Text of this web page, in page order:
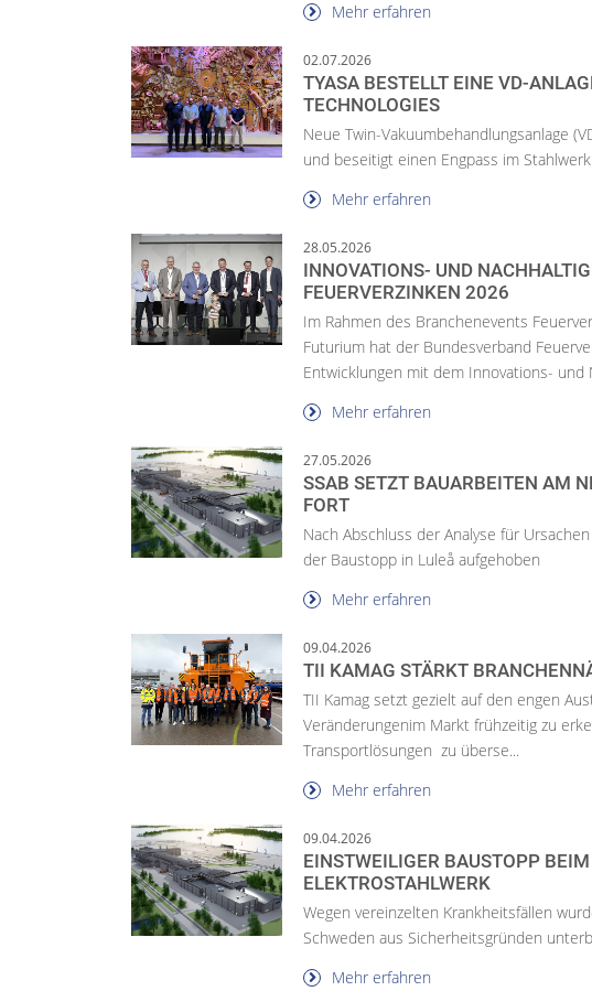
Mehr erfahren
02.07.2026
TYASA BESTELLT EINE VD-
TECHNOLOGIES
Neue Twin-Vakuumbehandlungsanlage
und beseitigt einen Engpass im Stahlwerk
Mehr erfahren
28.05.2026
INNOVATIONS- UND
FEUERVERZINKEN 2026
Im Rahmen des Branchenevents
Futurium hat der Bundesverband
Entwicklungen mit dem Innovations- und
Mehr erfahren
27.05.2026
SSAB SETZT BAUARBEITEN AM
FORT
Nach Abschluss der Analyse für
der Baustopp in Luleå aufgehoben
Mehr erfahren
09.04.2026
TII KAMAG STÄRKT
TII Kamag setzt gezielt auf den engen
Veränderungenim Markt frühzeitig zu
Transportlösungen zu überse...
Mehr erfahren
09.04.2026
EINSTWEILIGER BAUSTOPP
ELEKTROSTAHLWERK
Wegen vereinzelten Krankheitsfällen
Schweden aus Sicherheitsgründen
Mehr erfahren